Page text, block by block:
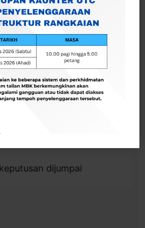
Penapis
dijumpai